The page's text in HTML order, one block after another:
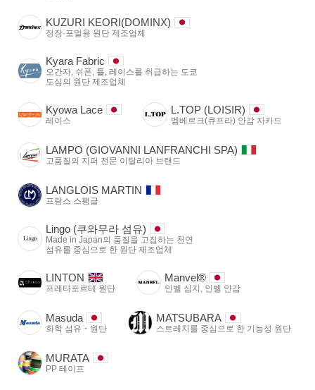
KUZURI KEORI(DOMINX)
정장·포멀용 원단 제조업체
Kyara Fabric
오간자, 쉬폰, 튤, 레이스를 취급하는 도쿄
도심의 원단 제조업체
Kyowa Lace
레이스
L.TOP (LOISIR)
벰베르크(큐프라) 안감 자카드
LAMPO (GIOVANNI LANFRANCHI SPA)
고품질의 지퍼 전문 이탈리아 브랜드
LANGLOIS MARTIN
프랑스 스팽글
Lingo (쿠와무라 섬유)
Made in Japan의 품질을 고집하는 천연
섬유를 중심으로 한 원단 제조업체
LINTON
프레타포르테 원단
Manvel®
인벨 심지, 인벨 안감
Masuda
화학 섬유・원단
MATSUBARA
스트레치를 중심으로 한 기능성 원단
MURATA
PP 테이프